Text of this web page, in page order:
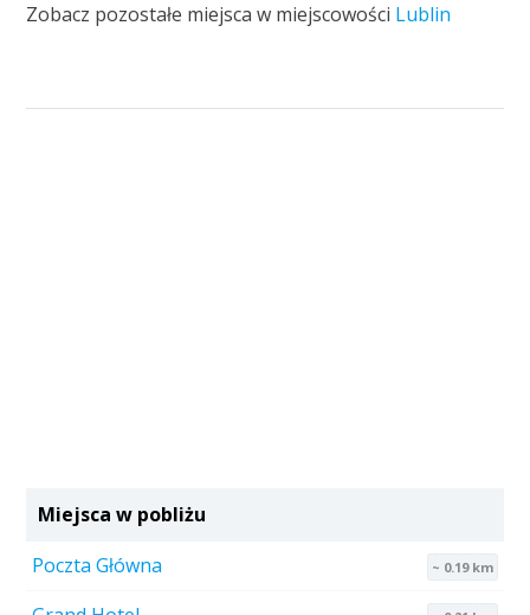
Zobacz pozostałe miejsca w miejscowości Lublin
Miejsca w pobliżu
Poczta Główna
~ 0.19 km